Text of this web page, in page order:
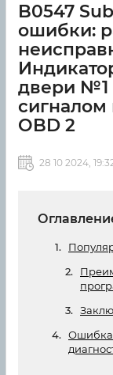
B0547
ошибки:
двери №1
сигналом
OBD 2
28 10 2024,
Ошибка